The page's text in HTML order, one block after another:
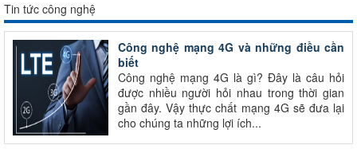
Tin tức công nghệ
Công nghệ mạng 4G và những điều cần
biết
Công nghệ mạng 4G là gì? Đây là câu hỏi
được nhiều người hỏi nhau trong thời gian
gần đây. Vậy thực chất mạng 4G sẽ đưa lại
cho chúng ta những lợi ích...